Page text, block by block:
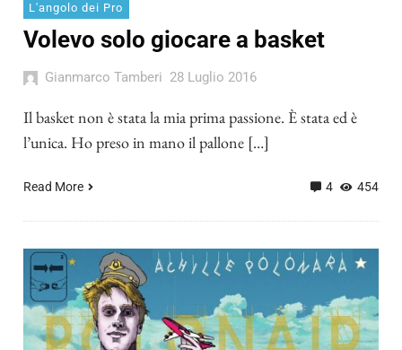
L'angolo dei Pro
Volevo solo giocare a basket
Gianmarco Tamberi 28 Luglio 2016
Il basket non è stata la mia prima passione. È stata ed è
l’unica. Ho preso in mano il pallone […]
Read More 4 454